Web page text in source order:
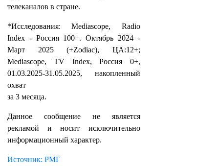
телеканалов в стране.
*Исследования: Mediascope, Radio
Index - Россия 100+. Октябрь 2024 -
Март 2025 (+Zodiac), ЦА:12+;
Mediascope, TV Index, Россия 0+,
01.03.2025-31.05.2025, накопленный
охват
за 3 месяца.
Данное сообщение не является
рекламой и носит исключительно
информационный характер.
Источник: РМГ